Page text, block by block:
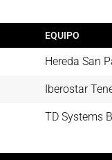
EQUIPO
Hereda San
Iberostar
TD Systems